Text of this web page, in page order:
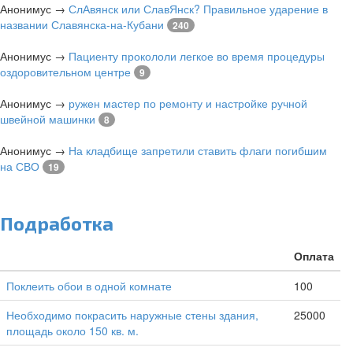
Анонимус → СлАвянск или СлавЯнск? Правильное ударение в
названии Славянска-на-Кубани
240
Анонимус → Пациенту прокололи легкое во время процедуры
оздоровительном центре
9
Анонимус → ружен мастер по ремонту и настройке ручной
швейной машинки
8
Анонимус → На кладбище запретили ставить флаги погибшим
на СВО
19
Подработка
Оплата
Поклеить обои в одной комнате
100
Необходимо покрасить наружные стены здания,
площадь около 150 кв. м.
25000